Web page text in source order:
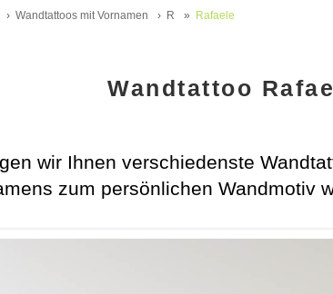
Wandtattoos mit Vornamen R Rafaele
Wandtattoo
wir Ihnen verschiedenste
zum persönlichen Wandmotiv